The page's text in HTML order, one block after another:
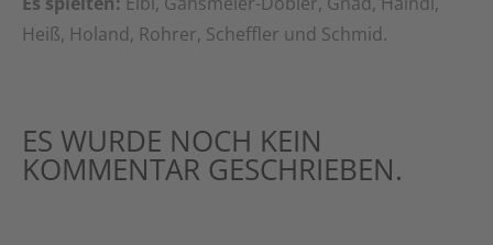
Heiß, Holand, Rohrer, Scheffler und Schmid.
ES WURDE NOCH KEIN
KOMMENTAR GESCHRIEBEN.